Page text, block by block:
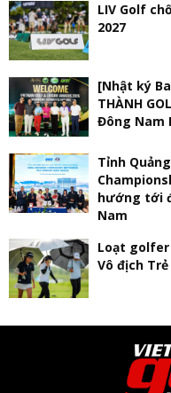
LIV Golf
2027
[Nhật ký
THÀNH
Đông Nam
Tỉnh
hướng tới
Nam
Loạt golfer
Vô địch Trẻ